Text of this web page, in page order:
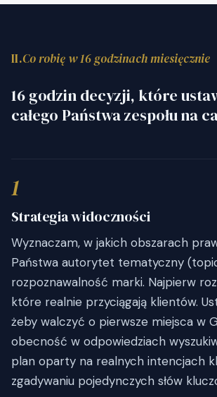
II.Co robię w 16 godzinach miesięcznie
16 godzin decyzji, które
całego Państwa zespołu na
1
Strategia widoczności
Wyznaczam, w jakich obszarach
Państwa autorytet tematyczny
rozpoznawalność marki. Najpierw
które realnie przyciągają klientów.
żeby walczyć o pierwsze miejsca w
obecność w odpowiedziach
plan oparty na realnych intencjach
zgadywaniu pojedynczych słów